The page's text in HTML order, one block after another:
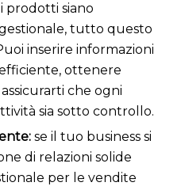
prodotti siano
tutto questo
inserire informazioni
ottenere
che ogni
sia sotto controllo.
se il tuo business si
di relazioni solide
per le vendite